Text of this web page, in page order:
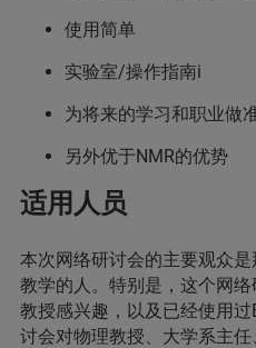
使用简单
实验室/操作指南i
为将来的学习和职业做
另外优于NMR的优势
适用人员
本次网络研讨会的主要观众
教学的人。特别是，这个网
教授感兴趣，以及已经使用
讨会对物理教授、大学系主